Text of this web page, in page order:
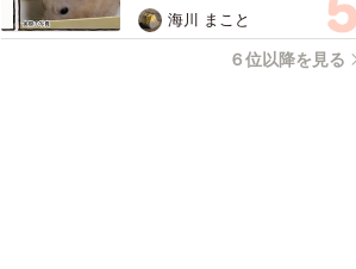
「急に老けた？」【漫画】
海川 まこと
６位以降を見る